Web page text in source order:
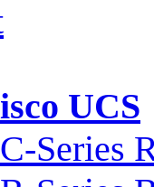
UCS
Series